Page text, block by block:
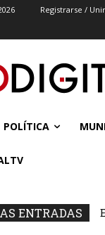
Registrarse /
POLÍTICA
ENTRADAS